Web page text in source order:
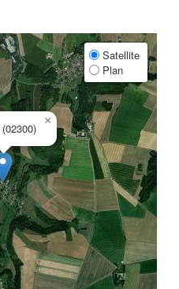
(02300)
×
Satellite
Plan